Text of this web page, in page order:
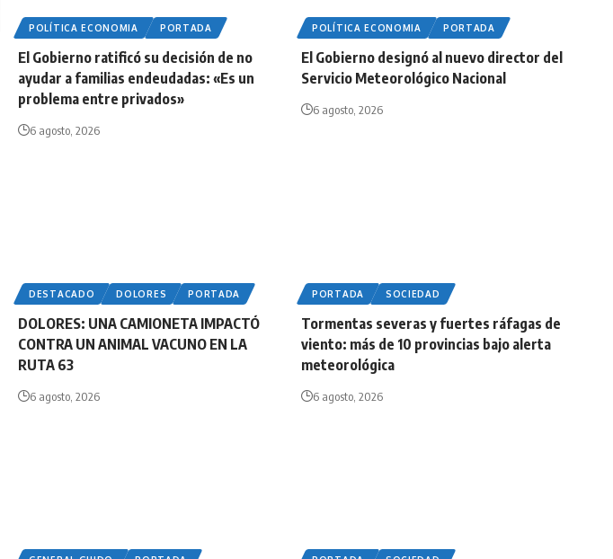
POLÍTICA ECONOMIA PORTADA
El Gobierno ratificó su decisión de no
ayudar a familias endeudadas: «Es un
problema entre privados»
6 agosto, 2026
POLÍTICA ECONOMIA PORTADA
El Gobierno designó al nuevo director del
Servicio Meteorológico Nacional
6 agosto, 2026
DESTACADO DOLORES PORTADA
DOLORES: UNA CAMIONETA IMPACTÓ
CONTRA UN ANIMAL VACUNO EN LA
RUTA 63
6 agosto, 2026
PORTADA SOCIEDAD
Tormentas severas y fuertes ráfagas de
viento: más de 10 provincias bajo alerta
meteorológica
6 agosto, 2026